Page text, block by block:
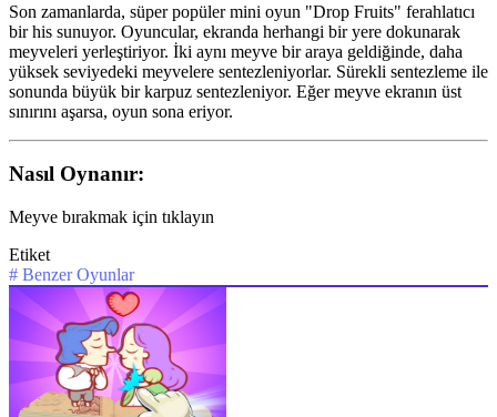
Son zamanlarda, süper popüler mini oyun "Drop Fruits" ferahlatıcı
bir his sunuyor. Oyuncular, ekranda herhangi bir yere dokunarak
meyveleri yerleştiriyor. İki aynı meyve bir araya geldiğinde, daha
yüksek seviyedeki meyvelere sentezleniyorlar. Sürekli sentezleme ile
sonunda büyük bir karpuz sentezleniyor. Eğer meyve ekranın üst
sınırını aşarsa, oyun sona eriyor.
Nasıl Oynanır:
Meyve bırakmak için tıklayın
Etiket
# Benzer Oyunlar